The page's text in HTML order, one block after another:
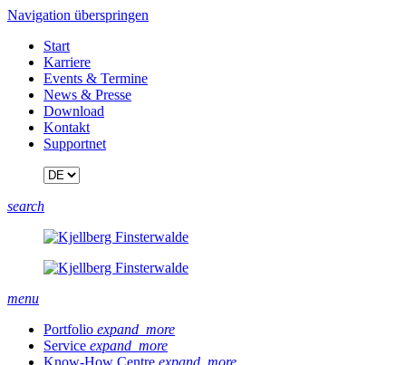
Navigation überspringen
Start
Karriere
Events & Termine
News & Presse
Download
Kontakt
Supportnet
search
menu
Portfolio expand_more
Service expand_more
Know-How Centre expand_more